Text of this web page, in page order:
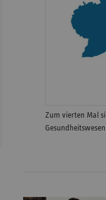
Zum vierten Mal